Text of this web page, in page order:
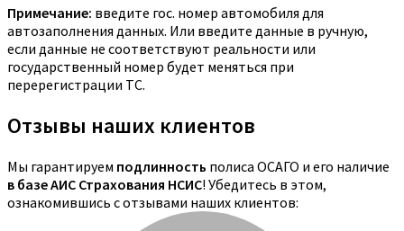
Примечание: введите гос. номер автомобиля для
автозаполнения данных. Или введите данные в ручную,
если данные не соответствуют реальности или
государственный номер будет меняться при
перерегистрации ТС.
Отзывы наших клиентов
Мы гарантируем подлинность полиса ОСАГО и его наличие
в базе АИС Страхования НСИС! Убедитесь в этом,
ознакомившись с отзывами наших клиентов: